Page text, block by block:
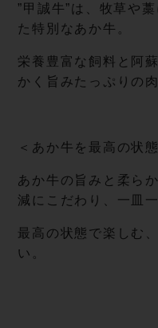
”甲誠牛”は、牧草や
た特別なあか牛。
栄養豊富な飼料と阿
かく旨みたっぷりの
＜あか牛を最高の状
あか牛の旨みと柔ら
減にこだわり、一皿
最高の状態で楽しむ
い。